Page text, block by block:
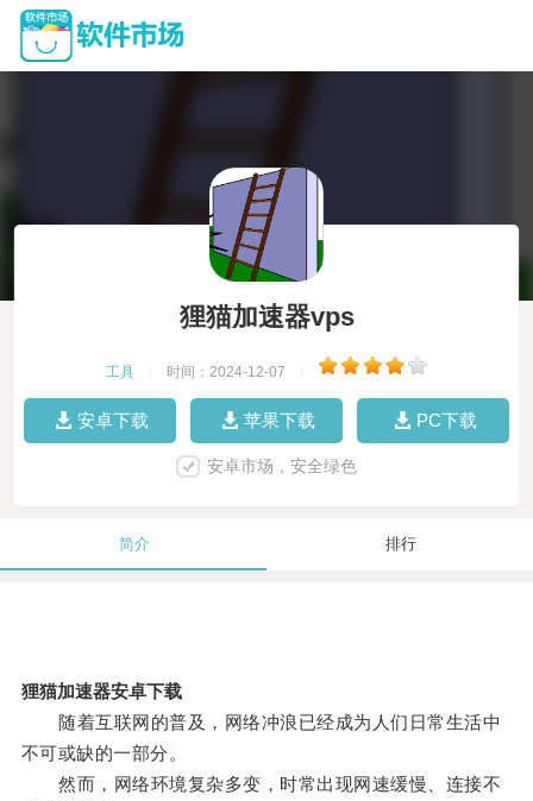
狸猫加速器vps
工具 时间：2024-12-07
安卓下载 苹果下载 PC下载
安卓市场，安全绿色
简介 排行
狸猫加速器安卓下载
随着互联网的普及，网络冲浪已经成为人们日常生活中
不可或缺的一部分。
然而，网络环境复杂多变，时常出现网速缓慢、连接不